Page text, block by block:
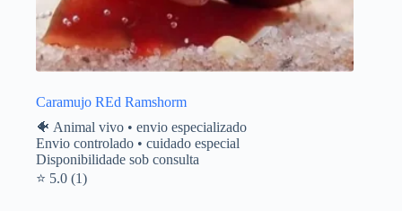
Caramujo REd Ramshorm
🐠 Animal vivo • envio especializado
Envio controlado • cuidado especial
Disponibilidade sob consulta
⭐ 5.0 (1)